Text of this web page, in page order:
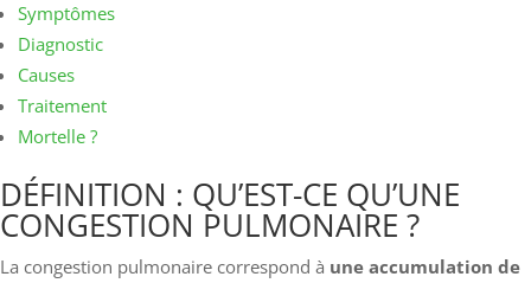
Symptômes
Diagnostic
Causes
Traitement
Mortelle ?
DÉFINITION : QU’EST-CE QU’UNE
CONGESTION PULMONAIRE ?
La congestion pulmonaire correspond à une accumulation de